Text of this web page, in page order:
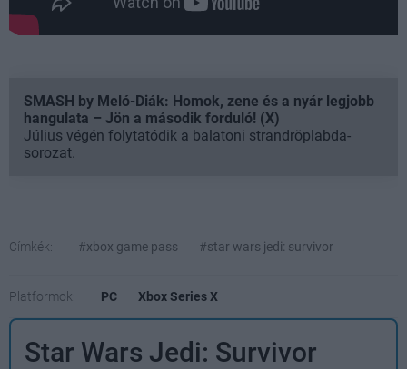
SMASH by Meló-Diák: Homok, zene és a nyár legjobb
hangulata – Jön a második forduló! (X)
Július végén folytatódik a balatoni strandröplabda-
sorozat.
Címkék: #xbox game pass #star wars jedi: survivor
Platformok: PC Xbox Series X
Star Wars Jedi: Survivor